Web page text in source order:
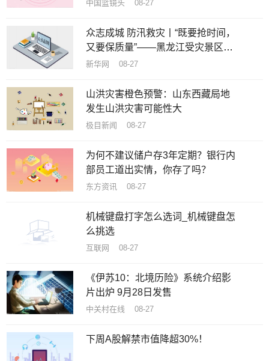
中国篮镜头 08-27
众志成城 防汛救灾丨“既要抢时间，
又要保质量”——黑龙江受灾景区加
速恢复重建
新华网 08-27
山洪灾害橙色预警：山东西藏局地
发生山洪灾害可能性大
极目新闻 08-27
为何不建议储户存3年定期？银行内
部员工道出实情，你存了吗？
东方资讯 08-27
机械键盘打字怎么选词_机械键盘怎
么挑选
互联网 08-27
《伊苏10：北境历险》系统介绍影
片出炉 9月28日发售
中关村在线 08-27
下周A股解禁市值降超30%！